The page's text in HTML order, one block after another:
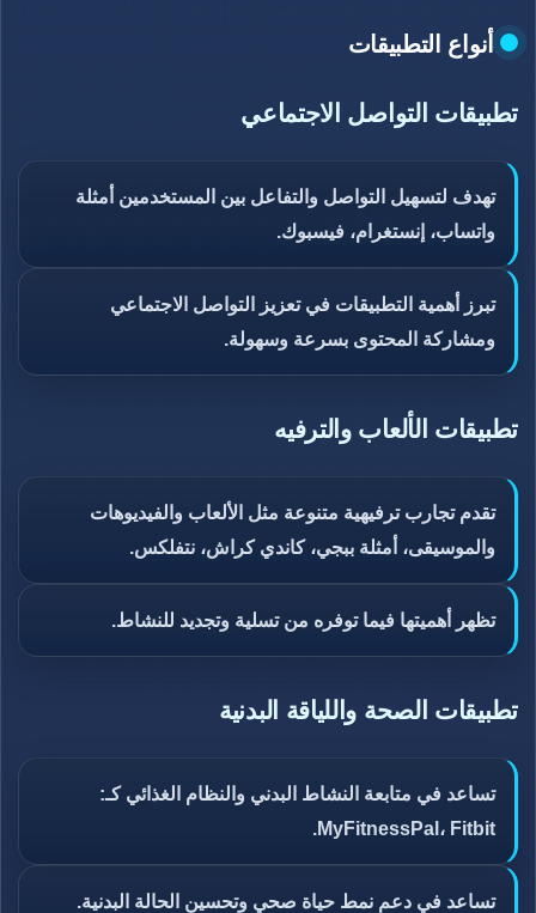
أنواع التطبيقات
تطبيقات التواصل الاجتماعي
تهدف لتسهيل التواصل والتفاعل بين المستخدمين أمثلة
واتساب، إنستغرام، فيسبوك.
تبرز أهمية التطبيقات في تعزيز التواصل الاجتماعي
ومشاركة المحتوى بسرعة وسهولة.
تطبيقات الألعاب والترفيه
تقدم تجارب ترفيهية متنوعة مثل الألعاب والفيديوهات
والموسيقى، أمثلة ببجي، كاندي كراش، نتفلكس.
تظهر أهميتها فيما توفره من تسلية وتجديد للنشاط.
تطبيقات الصحة واللياقة البدنية
تساعد في متابعة النشاط البدني والنظام الغذائي كـ:
MyFitnessPal، Fitbit.
تساعد في دعم نمط حياة صحي وتحسين الحالة البدنية.